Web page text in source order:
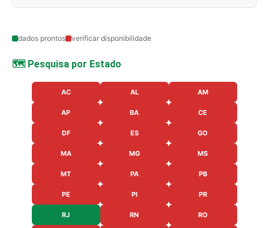
dados prontos verificar disponibilidade
🗺️ Pesquisa por Estado
AC AL AM
AP BA CE
DF ES GO
MA MG MS
MT PA PB
PE PI PR
RJ RN RO